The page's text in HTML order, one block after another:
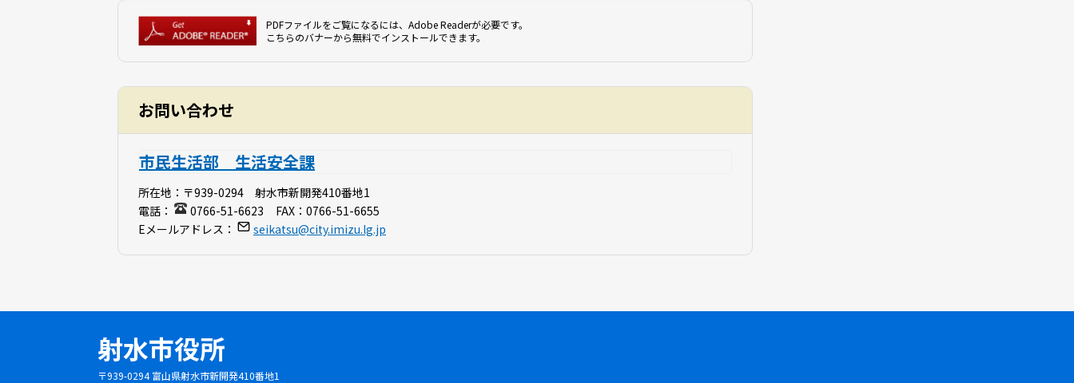
PDFファイルをご覧になるには、Adobe Readerが必要です。
こちらのバナーから無料でインストールできます。
お問い合わせ
市民生活部 生活安全課
所在地： 〒939-0294 射水市新開発410番地1
電話：
0766-51-6623 FAX： 0766-51-6655
Eメールアドレス：
seikatsu@city.imizu.lg.jp
射水市役所
〒939-0294 富山県射水市新開発410番地1